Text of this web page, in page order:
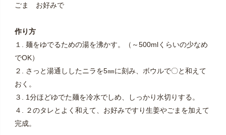
ごま お好みで
作り方
１. 麺をゆでるための湯を沸かす。（～500mlくらいの少なめ
でOK）
２. さっと湯通ししたニラを5㎜に刻み、ボウルで〇と和えて
おく。
３. 1分ほどゆでた麺を冷水でしめ、しっかり水切りする。
４. ２のタレとよく和えて、お好みですり生姜やごまを加えて
完成。